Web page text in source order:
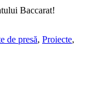
Baccarat!
de presă, Proiecte,